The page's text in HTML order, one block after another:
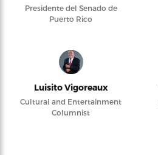
Presidente del Senado de
Puerto Rico
Luisito Vigoreaux
Cultural and Entertainment
Columnist